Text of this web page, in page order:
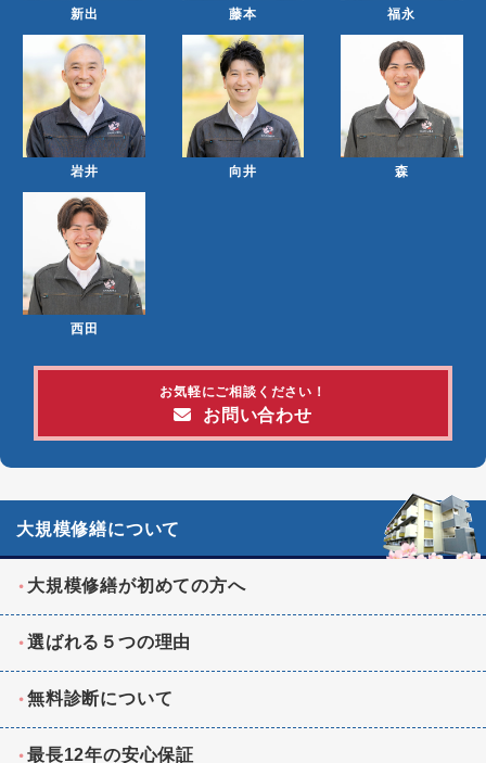
新出 藤本 福永
岩井 向井 森
西田
お気軽にご相談ください！
お問い合わせ
大規模修繕について
大規模修繕が初めての方へ
選ばれる５つの理由
無料診断について
最長12年の安心保証